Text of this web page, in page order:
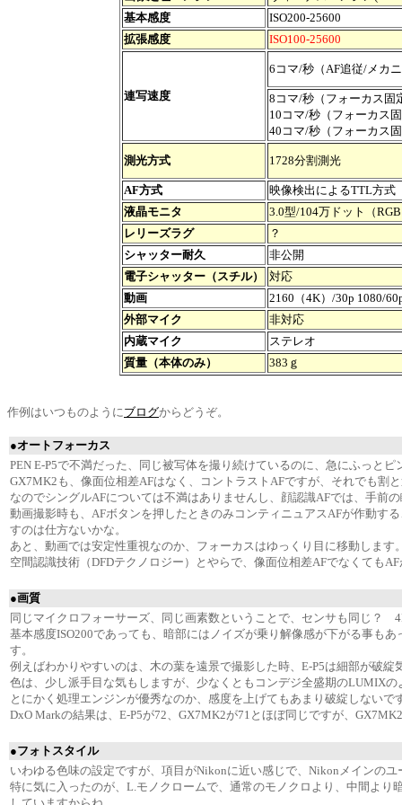
基本感度
ISO200-25600
拡張感度
ISO100-25600
連写速度
6コマ/秒（AF追従/メカ
8コマ/秒（フォーカス固
10コマ/秒（フォーカス
40コマ/秒（フォーカス
測光方式 1728分割測光
AF方式
映像検出によるTTL方式
液晶モニタ
3.0型/104万ドット（
レリーズラグ
？
シャッター耐久
非公開
電子シャッター（スチル）
対応
動画
2160（4K）/30p 1080/
外部マイク
非対応
内蔵マイク
ステレオ
質量（本体のみ）
383ｇ
作例はいつものようにブログからどうぞ。
●オートフォーカス
PEN E-P5で不満だった、同じ被写体を撮り続けているのに、急にふっと
GX7MK2も、像面位相差AFはなく、コントラストAFですが、それでも割
なのでシングルAFについては不満はありませんし、顔認識AFでは、手前
動画撮影時も、AFボタンを押したときのみコンティニュアスAFが作動す
すのは仕方ないかな。
あと、動画では安定性重視なのか、フォーカスはゆっくり目に移動しま
空間認識技術（DFDテクノロジー）とやらで、像面位相差AFでなくても
●画質
同じマイクロフォーサーズ、同じ画素数ということで、センサも同じ？
基本感度ISO200であっても、暗部にはノイズが乗り解像感が下がる事も
す。
例えばわかりやすいのは、木の葉を遠景で撮影した時、E-P5は細部が破
色は、少し派手目な気もしますが、少なくともコンデジ全盛期のLUMIX
とにかく処理エンジンが優秀なのか、感度を上げてもあまり破綻しない
DxO Markの結果は、E-P5が72、GX7MK2が71とほぼ同じですが、
●フォトスタイル
いわゆる色味の設定ですが、項目がNikonに近い感じで、Nikonメインの
特に気に入ったのが、L.モノクロームで、通常のモノクロより、中間よ